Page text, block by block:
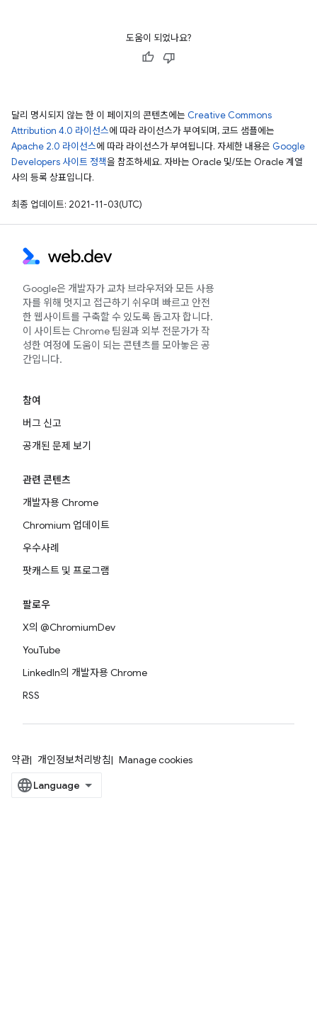
도움이 되었나요?
달리 명시되지 않는 한 이 페이지의 콘텐츠에는 Creative Commons
Attribution 4.0 라이선스에 따라 라이선스가 부여되며, 코드 샘플에는
Apache 2.0 라이선스에 따라 라이선스가 부여됩니다. 자세한 내용은 Google
Developers 사이트 정책을 참조하세요. 자바는 Oracle 및/또는 Oracle 계열
사의 등록 상표입니다.
최종 업데이트: 2021-11-03(UTC)
Google은 개발자가 교차 브라우저와 모든 사용
자를 위해 멋지고 접근하기 쉬우며 빠르고 안전
한 웹사이트를 구축할 수 있도록 돕고자 합니다.
이 사이트는 Chrome 팀원과 외부 전문가가 작
성한 여정에 도움이 되는 콘텐츠를 모아놓은 공
간입니다.
참여
버그 신고
공개된 문제 보기
관련 콘텐츠
개발자용 Chrome
Chromium 업데이트
우수사례
팟캐스트 및 프로그램
팔로우
X의 @ChromiumDev
YouTube
LinkedIn의 개발자용 Chrome
RSS
약관 개인정보처리방침 Manage cookies